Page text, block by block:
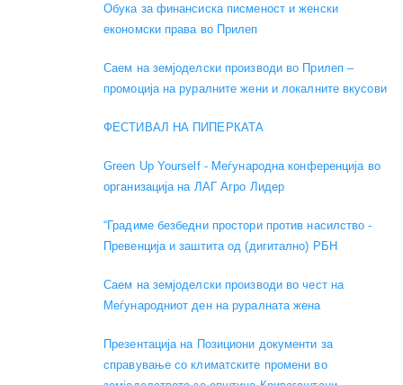
Обука за финансиска писменост и женски
економски права во Прилеп
Саем на земјоделски производи во Прилеп –
промоција на руралните жени и локалните вкусови
ФЕСТИВАЛ НА ПИПЕРКАТА
Green Up Yourself - Меѓународна конференција во
организација на ЛАГ Агро Лидер
“Градиме безбедни простори против насилство -
Превенција и заштита од (дигитално) РБН
Саем на земјоделски производи во чест на
Меѓународниот ден на руралната жена
Презентација на Позициони документи за
справување со климатските промени во